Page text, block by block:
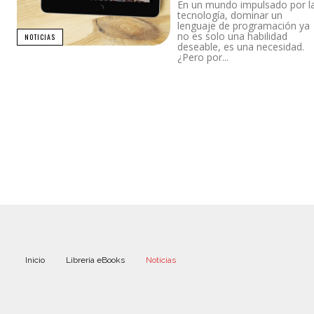
NOTICIAS
En un mundo impulsado por
tecnología, dominar un
lenguaje de programación ya
no es solo una habilidad
deseable, es una necesidad.
¿Pero por...
Inicio Librería eBooks Noticias